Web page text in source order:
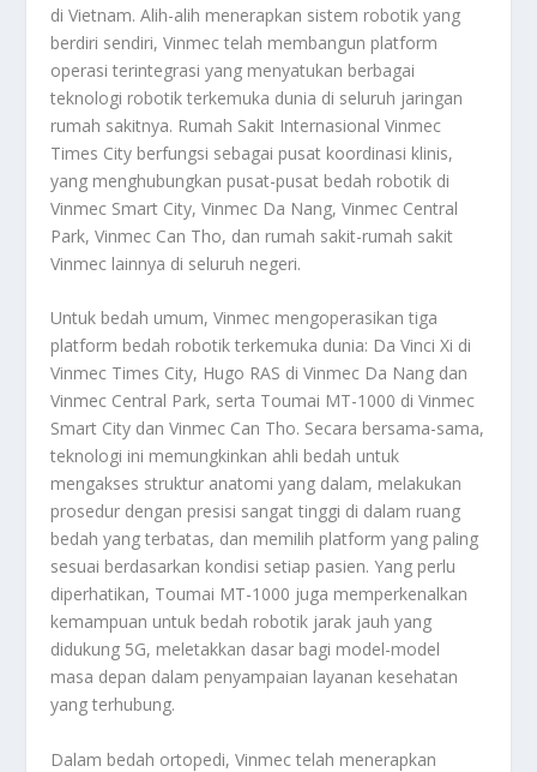
di Vietnam. Alih-alih menerapkan sistem robotik yang
berdiri sendiri, Vinmec telah membangun platform
operasi terintegrasi yang menyatukan berbagai
teknologi robotik terkemuka dunia di seluruh jaringan
rumah sakitnya. Rumah Sakit Internasional Vinmec
Times City berfungsi sebagai pusat koordinasi klinis,
yang menghubungkan pusat-pusat bedah robotik di
Vinmec Smart City, Vinmec Da Nang, Vinmec Central
Park, Vinmec Can Tho, dan rumah sakit-rumah sakit
Vinmec lainnya di seluruh negeri.
Untuk bedah umum, Vinmec mengoperasikan tiga
platform bedah robotik terkemuka dunia: Da Vinci Xi di
Vinmec Times City, Hugo RAS di Vinmec Da Nang dan
Vinmec Central Park, serta Toumai MT-1000 di Vinmec
Smart City dan Vinmec Can Tho. Secara bersama-sama,
teknologi ini memungkinkan ahli bedah untuk
mengakses struktur anatomi yang dalam, melakukan
prosedur dengan presisi sangat tinggi di dalam ruang
bedah yang terbatas, dan memilih platform yang paling
sesuai berdasarkan kondisi setiap pasien. Yang perlu
diperhatikan, Toumai MT-1000 juga memperkenalkan
kemampuan untuk bedah robotik jarak jauh yang
didukung 5G, meletakkan dasar bagi model-model
masa depan dalam penyampaian layanan kesehatan
yang terhubung.
Dalam bedah ortopedi, Vinmec telah menerapkan